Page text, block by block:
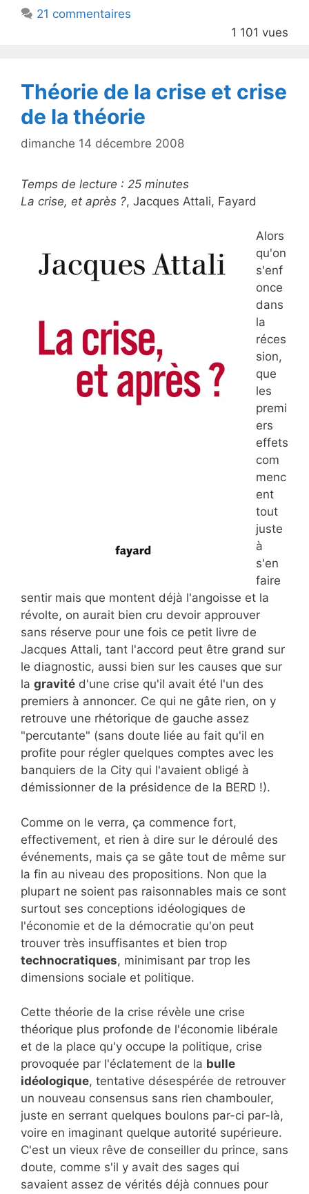
o
21 commentaires
1 101 vues
Théorie de la crise et crise
de la théorie
dimanche 14 décembre 2008
Temps de lecture : 25 minutes
La crise, et après ?, Jacques Attali, Fayard
Alors
qu'on
s'enf
once
dans
la
réces
sion,
que
les
premi
ers
effets
com
menc
ent
tout
juste
à
s'en
faire
sentir mais que montent déjà l'angoisse et la
révolte, on aurait bien cru devoir approuver
sans réserve pour une fois ce petit livre de
Jacques Attali, tant l'accord peut être grand sur
le diagnostic, aussi bien sur les causes que sur
la gravité d'une crise qu'il avait été l'un des
premiers à annoncer. Ce qui ne gâte rien, on y
retrouve une rhétorique de gauche assez
"percutante" (sans doute liée au fait qu'il en
profite pour régler quelques comptes avec les
banquiers de la City qui l'avaient obligé à
démissionner de la présidence de la BERD !).
Comme on le verra, ça commence fort,
effectivement, et rien à dire sur le déroulé des
événements, mais ça se gâte tout de même sur
la fin au niveau des propositions. Non que la
plupart ne soient pas raisonnables mais ce sont
surtout ses conceptions idéologiques de
l'économie et de la démocratie qu'on peut
trouver très insuffisantes et bien trop
technocratiques, minimisant par trop les
dimensions sociale et politique.
Cette théorie de la crise révèle une crise
théorique plus profonde de l'économie libérale
et de la place qu'y occupe la politique, crise
provoquée par l'éclatement de la bulle
idéologique, tentative désespérée de retrouver
un nouveau consensus sans rien chambouler,
juste en serrant quelques boulons par-ci par-là,
voire en imaginant quelque autorité supérieure.
C'est un vieux rêve de conseiller du prince, sans
doute, comme s'il y avait des sages qui
savaient assez de vérités déjà connues pour